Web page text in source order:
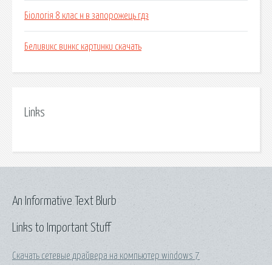
Біологія 8 клас н в запорожець гдз
Беливикс винкс картинки скачать
Links
Links to Important Stuff
Скачать сетевые драйвера на компьютер windows 7
An Informative Text Blurb